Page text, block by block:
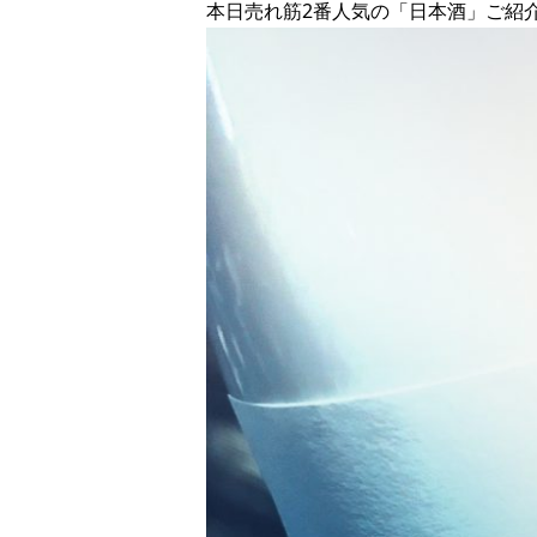
本日売れ筋2番人気の「日本酒」ご紹